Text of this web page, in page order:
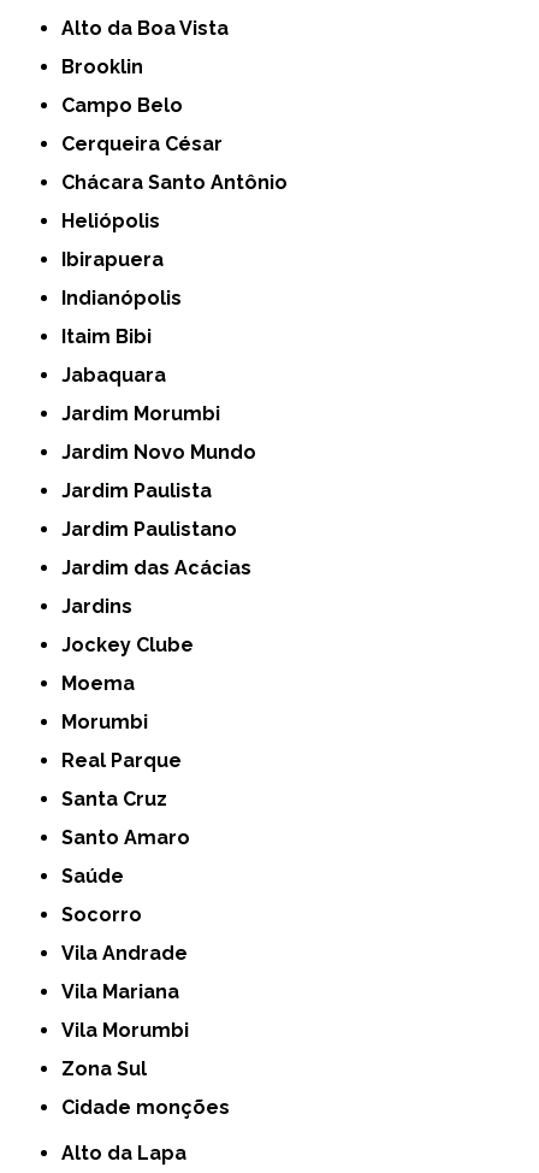
Alto da Boa Vista
Brooklin
Campo Belo
Cerqueira César
Chácara Santo Antônio
Heliópolis
Ibirapuera
Indianópolis
Itaim Bibi
Jabaquara
Jardim Morumbi
Jardim Novo Mundo
Jardim Paulista
Jardim Paulistano
Jardim das Acácias
Jardins
Jockey Clube
Moema
Morumbi
Real Parque
Santa Cruz
Santo Amaro
Saúde
Socorro
Vila Andrade
Vila Mariana
Vila Morumbi
Zona Sul
cidade monções
Alto da Lapa